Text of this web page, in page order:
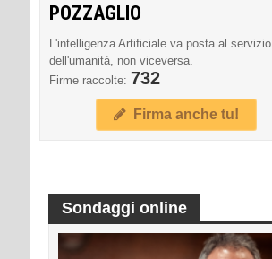
POZZAGLIO
L'intelligenza Artificiale va posta al servizio
dell'umanità, non viceversa.
Firme raccolte: 732
Firma anche tu!
Sondaggi online